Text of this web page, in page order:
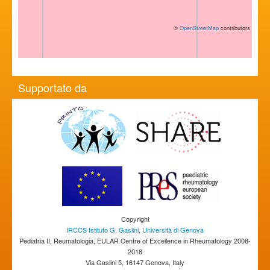
© OpenStreetMap contributors
Supportato da
Copyright
IRCCS Istituto G. Gaslini, Università di Genova
Pediatria II, Reumatologia, EULAR Centre of Excellence in Rheumatology 2008-
2018
Via Gaslini 5, 16147 Genova, Italy